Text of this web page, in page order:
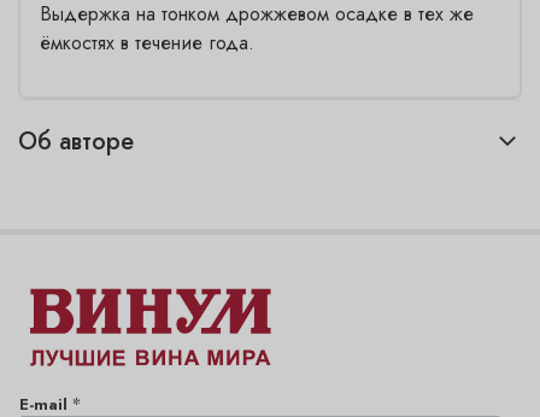
Выдержка на тонком дрожжевом осадке в тех же
ёмкостях в течение года.
Об авторе
E-mail *